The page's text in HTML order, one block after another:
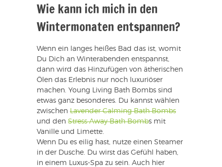
Wie kann ich mich in den
Wintermonaten entspannen?
Wenn ein langes heißes Bad das ist, womit
Du Dich an Winterabenden entspannst,
dann wird das Hinzufügen von ätherischen
Ölen das Erlebnis nur noch luxuriöser
machen. Young Living Bath Bombs sind
etwas ganz besonderes. Du kannst wählen
zwischen Lavender Calming Bath Bombs
und den Stress Away Bath Bombs mit
Vanille und Limette.
Wenn Du es eilig hast, nutze einen Steamer
in der Dusche. Du wirst das Gefühl haben,
in einem Luxus-Spa zu sein. Auch hier